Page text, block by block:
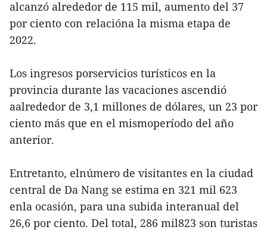
alcanzó alrededor de 115 mil, aumento del 37
por ciento con relacióna la misma etapa de
2022.
Los ingresos porservicios turísticos en la
provincia durante las vacaciones ascendió
aalrededor de 3,1 millones de dólares, un 23 por
ciento más que en el mismoperíodo del año
anterior.
Entretanto, elnúmero de visitantes en la ciudad
central de Da Nang se estima en 321 mil 623
enla ocasión, para una subida interanual del
26,6 por ciento. Del total, 286 mil823 son turistas